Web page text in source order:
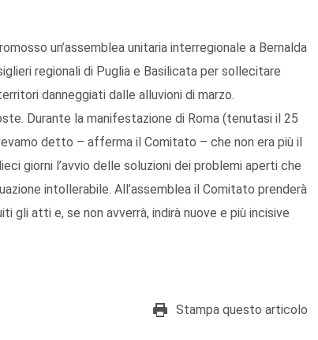
un’assemblea unitaria interregionale a Bernalda
regionali di Puglia e Basilicata per sollecitare
danneggiati dalle alluvioni di marzo.
Durante la manifestazione di Roma (tenutasi il 25
detto – afferma il Comitato – che non era più il
giorni l’avvio delle soluzioni dei problemi aperti che
intollerabile. All’assemblea il Comitato prenderà
gli atti e, se non avverrà, indirà nuove e più incisive
Stampa questo articolo